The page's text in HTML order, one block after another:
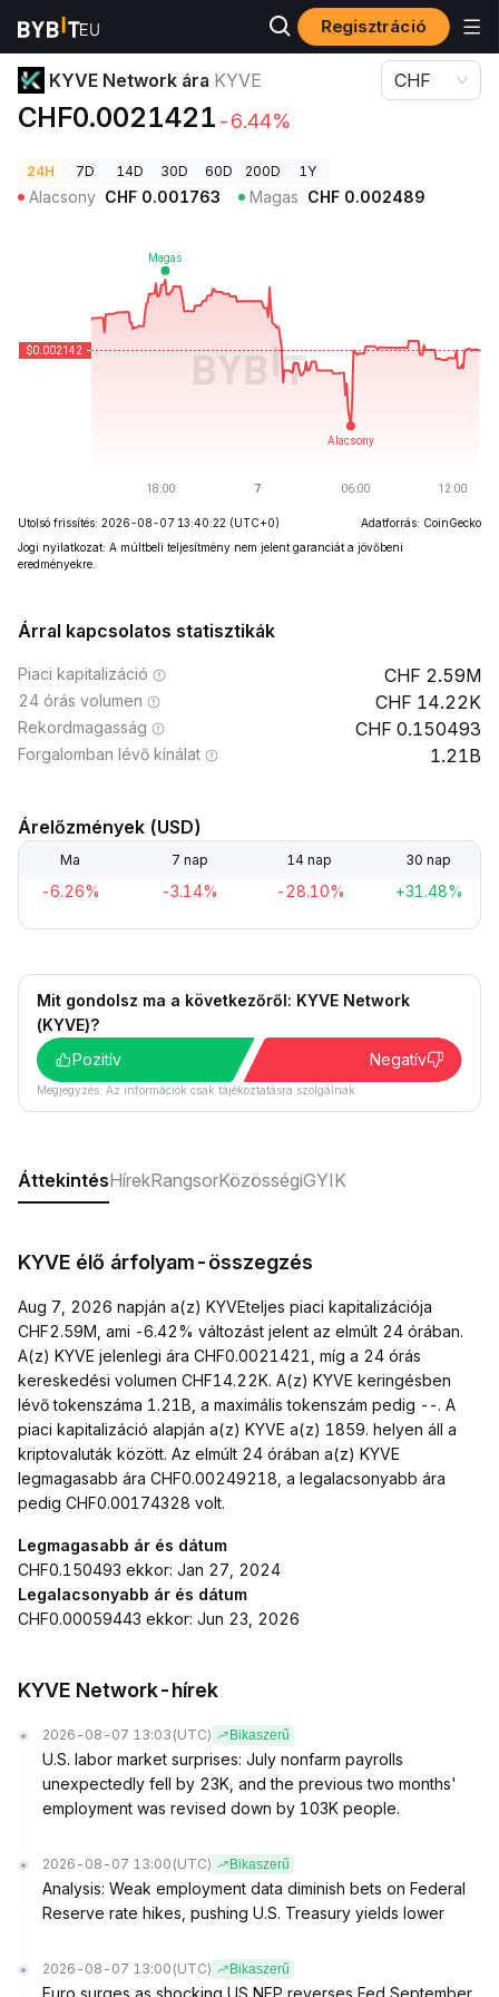
Regisztráció
Kriptovaluta árak KYVE Network ára KYVE
KYVE Network ára KYVE
CHF0.0021421 -6.44%
CHF
24H 7D 14D 30D 60D 200D 1Y
Alacsony CHF 0.001763 Magas CHF 0.002489
Utolsó frissítés: 2026-08-07 13:40:22 (UTC+0)
Adatforrás: CoinGecko
Jogi nyilatkozat: A múltbeli teljesítmény nem jelent garanciát a jövőbeni
eredményekre.
Árral kapcsolatos statisztikák
Piaci kapitalizáció 2.59M
24 órás volumen 14.22K
Rekordmagasság 0.150493
Forgalomban lévő kínálat 1.21B
Árelőzmények (USD)
Ma 7 nap 14 nap 30 nap
-6.26% -3.14% -28.10% +31.48%
Mit gondolsz ma a következőről: KYVE Network
(KYVE)?
Pozitív
Negatív
Megjegyzés: Az információk csak tájékoztatásra szolgálnak.
ÁttekintésHírekRangsorKözösségiGYIK
KYVE élő árfolyam-összegzés
Aug 7, 2026 napján a(z) KYVEteljes piaci kapitalizációja
CHF2.59M, ami -6.42% változást jelent az elmúlt 24 órában.
A(z) KYVE jelenlegi ára CHF0.0021421, míg a 24 órás
kereskedési volumen CHF14.22K. A(z) KYVE keringésben
lévő tokenszáma 1.21B, a maximális tokenszám pedig --. A
piaci kapitalizáció alapján a(z) KYVE a(z) 1859. helyen áll a
kriptovaluták között. Az elmúlt 24 órában a(z) KYVE
legmagasabb ára CHF0.00249218, a legalacsonyabb ára
pedig CHF0.00174328 volt.
Legmagasabb ár és dátum
CHF0.150493 ekkor: Jan 27, 2024
Legalacsonyabb ár és dátum
CHF0.00059443 ekkor: Jun 23, 2026
KYVE Network-hírek
2026-08-07 13:03 (UTC) Bikaszerű
U.S. labor market surprises: July nonfarm payrolls
unexpectedly fell by 23K, and the previous two months'
employment was revised down by 103K people.
2026-08-07 13:00 (UTC) Bikaszerű
Analysis: Weak employment data diminish bets on Federal
Reserve rate hikes, pushing U.S. Treasury yields lower
2026-08-07 13:00 (UTC) Bikaszerű
Euro surges as shocking US NFP reverses Fed September